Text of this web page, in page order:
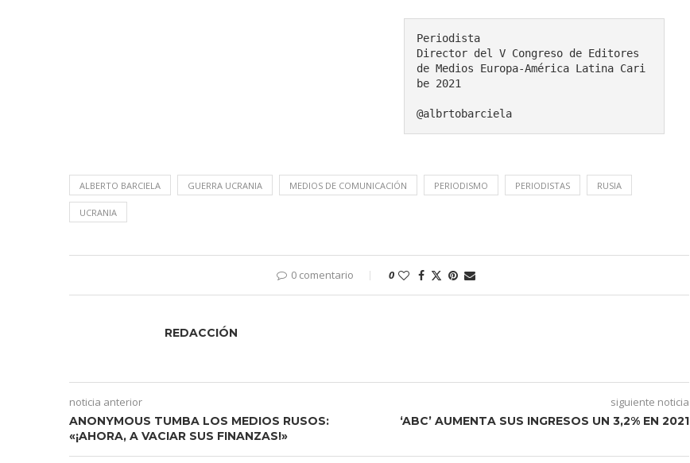
Periodista
Director del V Congreso de Editores
de Medios Europa-América Latina Cari
be 2021
@albrtobarciela
ALBERTO BARCIELA GUERRA UCRANIA MEDIOS DE COMUNICACIÓN PERIODISMO PERIODISTAS RUSIA
UCRANIA
0 comentario 0
REDACCIÓN
noticia anterior
ANONYMOUS TUMBA LOS MEDIOS RUSOS:
«¡AHORA, A VACIAR SUS FINANZAS!»
siguiente noticia
‘ABC’ AUMENTA SUS INGRESOS UN 3,2% EN 2021